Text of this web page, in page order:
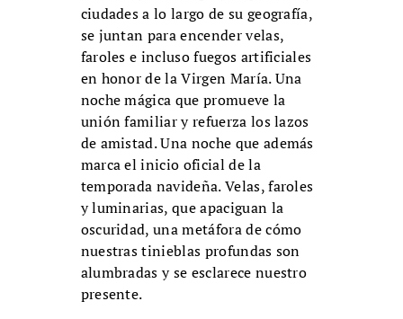
ciudades a lo largo de su geografía,
se juntan para encender velas,
faroles e incluso fuegos artificiales
en honor de la Virgen María. Una
noche mágica que promueve la
unión familiar y refuerza los lazos
de amistad. Una noche que además
marca el inicio oficial de la
temporada navideña. Velas, faroles
y luminarias, que apaciguan la
oscuridad, una metáfora de cómo
nuestras tinieblas profundas son
alumbradas y se esclarece nuestro
presente.